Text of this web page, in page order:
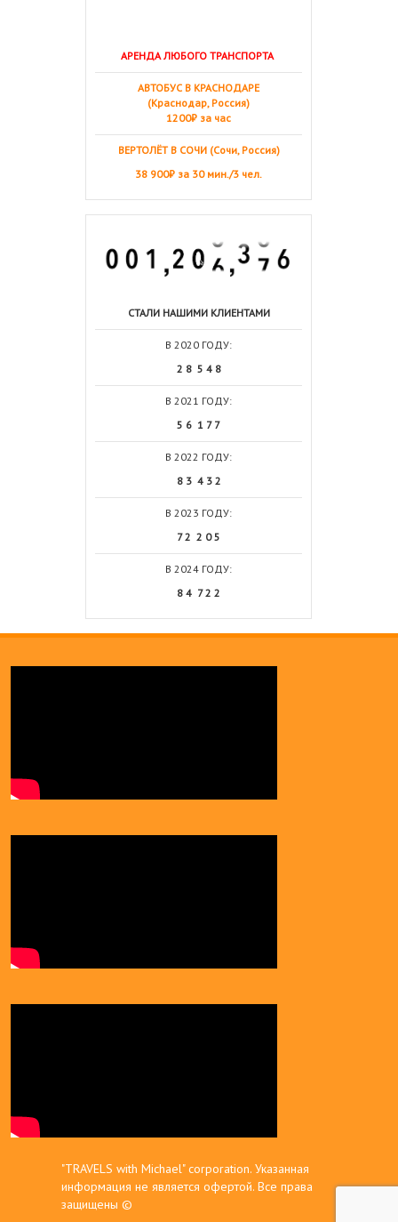
АРЕНДА ЛЮБОГО ТРАНСПОРТА
АВТОБУС В КРАСНОДАРЕ
(Краснодар, Россия)
1200₽ за час
ВЕРТОЛЁТ В СОЧИ (Сочи, Россия)
38 900₽ за 30 мин./3 чел.
СТАЛИ НАШИМИ КЛИЕНТАМИ
В 2020 ГОДУ:
2 8 5 4 8
В 2021 ГОДУ:
5 6 1 7 7
В 2022 ГОДУ:
8 3 4 3 2
В 2023 ГОДУ:
7 2 2 0 5
В 2024 ГОДУ:
8 4 7 2 2
"TRAVELS with Michael" corporation. Указанная
информация не является офертой. Все права
защищены ©